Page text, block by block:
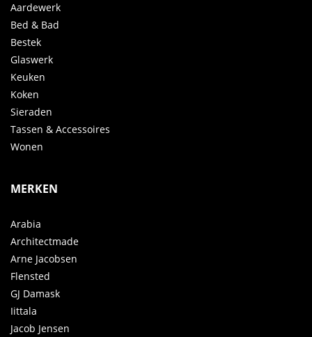
Aardewerk
Bed & Bad
Bestek
Glaswerk
Keuken
Koken
Sieraden
Tassen & Accessoires
Wonen
MERKEN
Arabia
Architectmade
Arne Jacobsen
Flensted
GJ Damask
Iittala
Jacob Jensen